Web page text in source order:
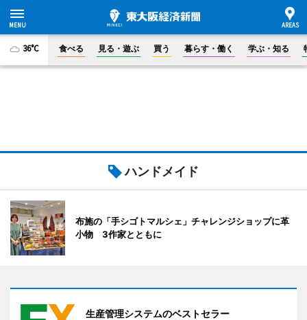
36°C 食べる 見る・遊ぶ 買う 暮らす・働く 学ぶ・知る
ハンドメイド
布施の「手シゴトマルシェ」チャレンジショップに革
小物 3作家とともに
生産管理システムのベストセラー